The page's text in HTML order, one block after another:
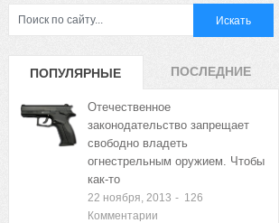
ПОПУЛЯРНЫЕ
ЗАПИСИ
ПОСЛЕДНИЕ
Отечественное
законодательство запрещает
свободно владеть
огнестрельным оружием. Чтобы
как-то
22 ноября, 2013 - 126
Комментарии